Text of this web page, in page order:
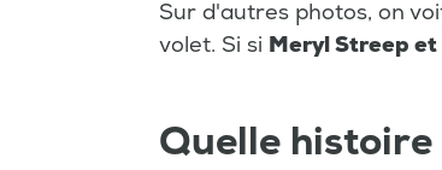
Sur d'autres photos, on
volet. Si si Meryl Streep et
Quelle